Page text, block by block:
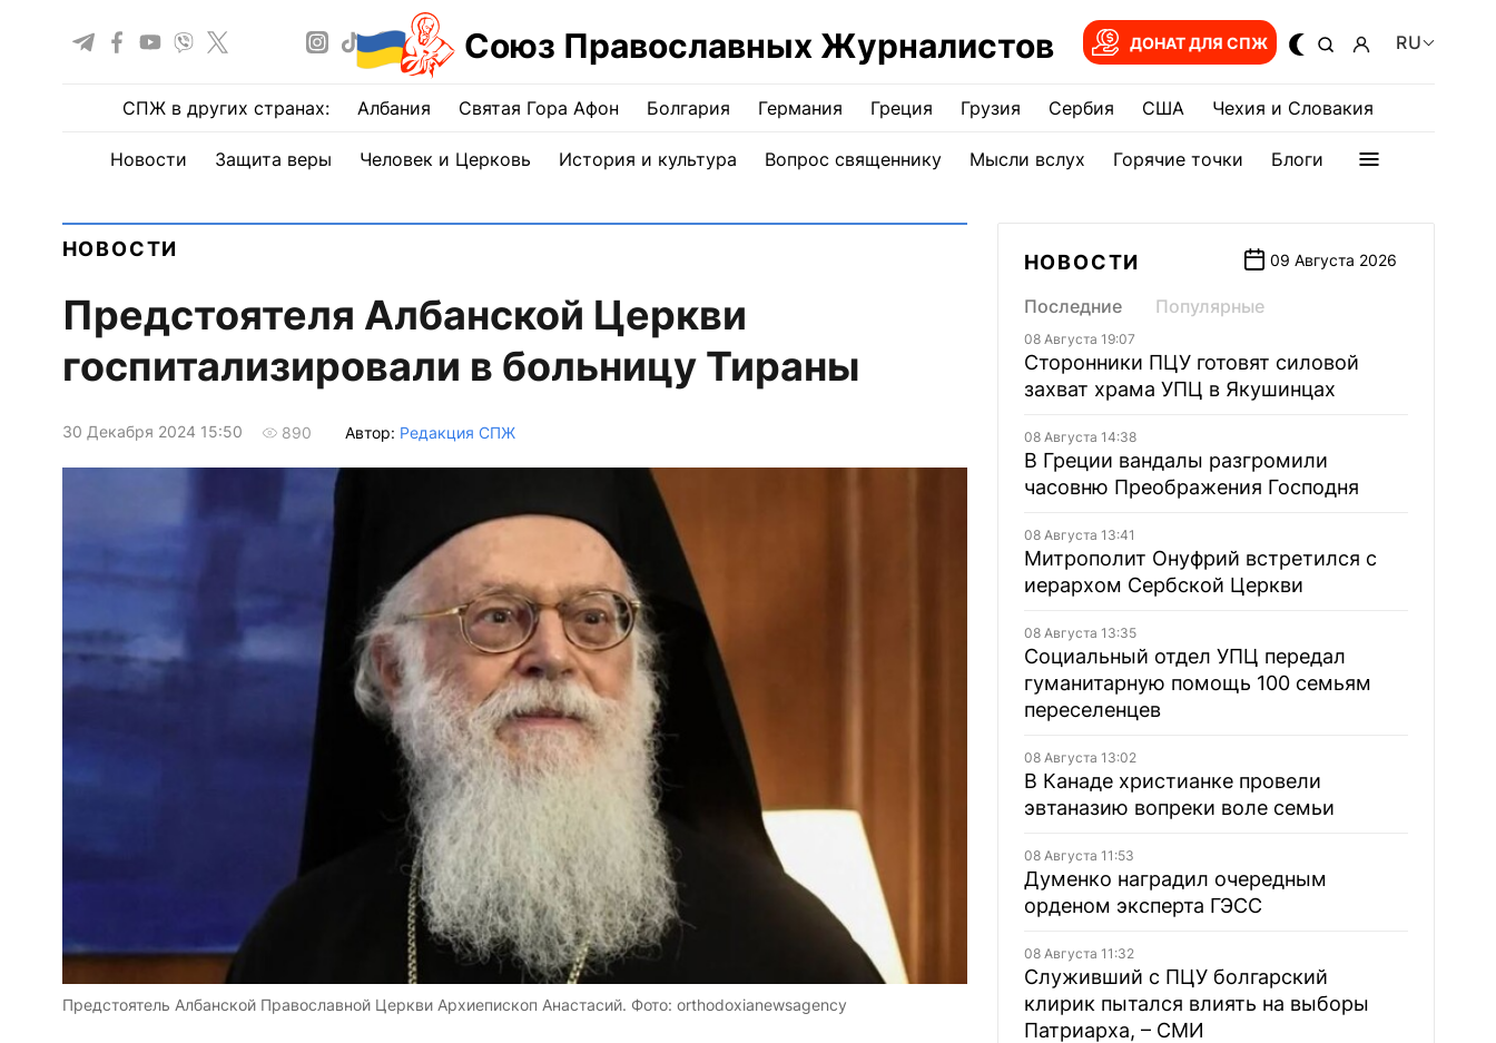
Союз Православных Журналистов ДОНАТ ДЛЯ СПЖ RU
СПЖ в других странах: Албания Святая Гора Афон Болгария Германия Греция Грузия Сербия США Чехия и Словакия
Новости Защита веры Человек и Церковь История и культура Вопрос священнику Мысли вслух Горячие точки Блоги
НОВОСТИ
Предстоятеля Албанской Церкви
госпитализировали в больницу Тираны
30 Декабря 2024 15:50 890 Автор: Редакция СПЖ
Предстоятель Албанской Православной Церкви Архиепископ Анастасий. Фото: orthodoxianewsagency
НОВОСТИ 09 Августа 2026
Последние Популярные
08 Августа 19:07
Сторонники ПЦУ готовят силовой
захват храма УПЦ в Якушинцах
08 Августа 14:38
В Греции вандалы разгромили
часовню Преображения Господня
08 Августа 13:41
Митрополит Онуфрий встретился с
иерархом Сербской Церкви
08 Августа 13:35
Социальный отдел УПЦ передал
гуманитарную помощь 100 семьям
переселенцев
08 Августа 13:02
В Канаде христианке провели
эвтаназию вопреки воле семьи
08 Августа 11:53
Думенко наградил очередным
орденом эксперта ГЭСС
08 Августа 11:32
Служивший с ПЦУ болгарский
клирик пытался влиять на выборы
Патриарха, – СМИ